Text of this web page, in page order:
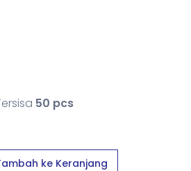
50 pcs
ke Keranjang